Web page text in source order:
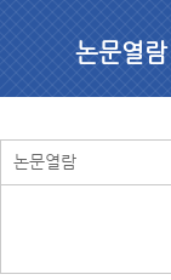
논문열람
논문열람